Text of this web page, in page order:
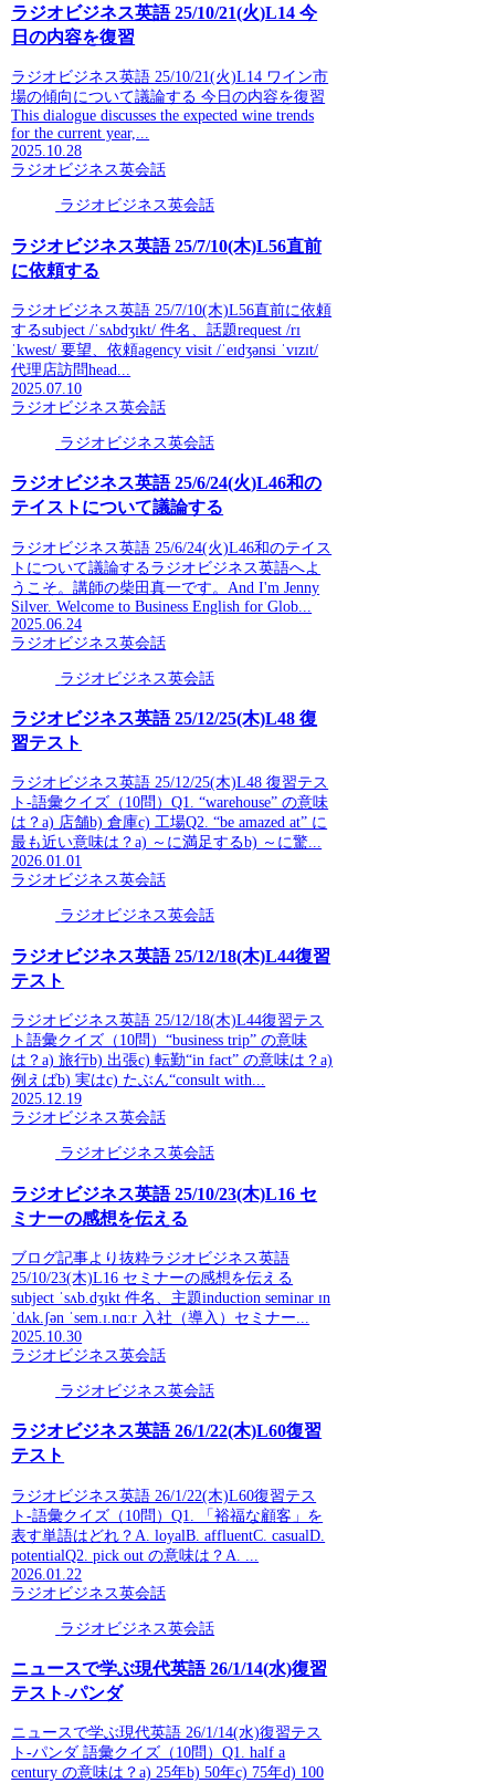
ラジオビジネス英語 25/10/21(火)L14 今
日の内容を復習
ラジオビジネス英語 25/10/21(火)L14 ワイン市
場の傾向について議論する 今日の内容を復習
This dialogue discusses the expected wine trends
for the current year,...
2025.10.28
ラジオビジネス英会話
ラジオビジネス英会話
ラジオビジネス英語 25/7/10(木)L56直前
に依頼する
ラジオビジネス英語 25/7/10(木)L56直前に依頼
するsubject /ˈsʌbdʒɪkt/ 件名、話題request /rɪ
ˈkwest/ 要望、依頼agency visit /ˈeɪdʒənsi ˈvɪzɪt/
代理店訪問head...
2025.07.10
ラジオビジネス英会話
ラジオビジネス英会話
ラジオビジネス英語 25/6/24(火)L46和の
テイストについて議論する
ラジオビジネス英語 25/6/24(火)L46和のテイス
トについて議論するラジオビジネス英語へよ
うこそ。講師の柴田真一です。And I'm Jenny
Silver. Welcome to Business English for Glob...
2025.06.24
ラジオビジネス英会話
ラジオビジネス英会話
ラジオビジネス英語 25/12/25(木)L48 復
習テスト
ラジオビジネス英語 25/12/25(木)L48 復習テス
ト-語彙クイズ（10問）Q1. “warehouse” の意味
は？a) 店舗b) 倉庫c) 工場Q2. “be amazed at” に
最も近い意味は？a) ～に満足するb) ～に驚...
2026.01.01
ラジオビジネス英会話
ラジオビジネス英会話
ラジオビジネス英語 25/12/18(木)L44復習
テスト
ラジオビジネス英語 25/12/18(木)L44復習テス
ト語彙クイズ（10問）“business trip” の意味
は？a) 旅行b) 出張c) 転勤“in fact” の意味は？a)
例えばb) 実はc) たぶん“consult with...
2025.12.19
ラジオビジネス英会話
ラジオビジネス英会話
ラジオビジネス英語 25/10/23(木)L16 セ
ミナーの感想を伝える
ブログ記事より抜粋ラジオビジネス英語
25/10/23(木)L16 セミナーの感想を伝える
subject ˈsʌb.dʒɪkt 件名、主題induction seminar ɪn
ˈdʌk.ʃən ˈsem.ɪ.nɑːr 入社（導入）セミナー...
2025.10.30
ラジオビジネス英会話
ラジオビジネス英会話
ラジオビジネス英語 26/1/22(木)L60復習
テスト
ラジオビジネス英語 26/1/22(木)L60復習テス
ト-語彙クイズ（10問）Q1. 「裕福な顧客」を
表す単語はどれ？A. loyalB. affluentC. casualD.
potentialQ2. pick out の意味は？A. ...
2026.01.22
ラジオビジネス英会話
ラジオビジネス英会話
ニュースで学ぶ現代英語 26/1/14(水)復習
テスト-パンダ
ニュースで学ぶ現代英語 26/1/14(水)復習テス
ト-パンダ 語彙クイズ（10問）Q1. half a
century の意味は？a) 25年b) 50年c) 75年d) 100